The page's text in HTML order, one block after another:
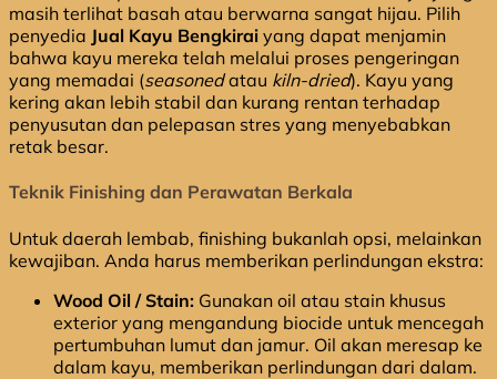
masih terlihat basah atau berwarna sangat hijau. Pilih
penyedia Jual Kayu Bengkirai yang dapat menjamin
bahwa kayu mereka telah melalui proses pengeringan
yang memadai (seasonedatau kiln-dried). Kayu yang
kering akan lebih stabil dan kurang rentan terhadap
penyusutan dan pelepasan stres yang menyebabkan
retak besar.
Teknik Finishing dan Perawatan Berkala
Untuk daerah lembab, finishing bukanlah opsi, melainkan
kewajiban. Anda harus memberikan perlindungan ekstra:
Wood Oil / Stain: Gunakan oil atau stain khusus
exterior yang mengandung biocide untuk mencegah
pertumbuhan lumut dan jamur. Oil akan meresap ke
dalam kayu, memberikan perlindungan dari dalam.